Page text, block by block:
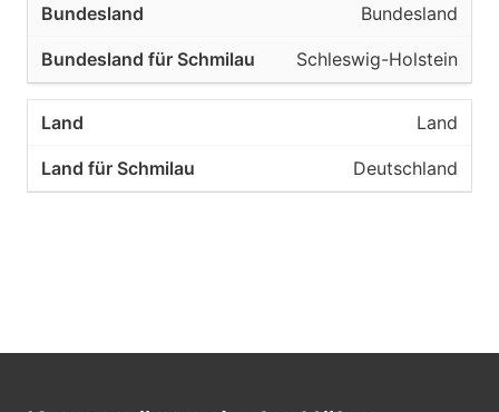
Bundesland
Schleswig-Holstein
Land
Deutschland